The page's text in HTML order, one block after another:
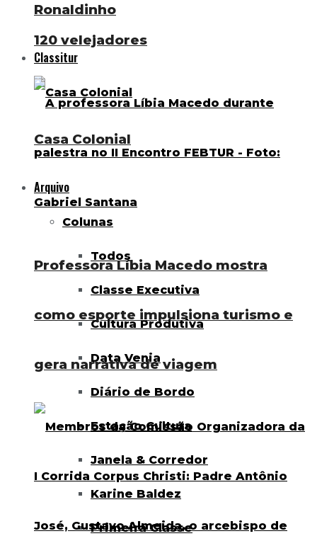
Ronaldinho
Classitur
Casa Colonial
Arquivo
Colunas
Todos
Classe Executiva
Cultura Produtiva
Data Venia
Diário de Bordo
Estação Cultura
Janela & Corredor
Karine Baldez
Primeira Classe
120 velejadores
Professora Líbia Macedo mostra
como esporte impulsiona turismo e
gera narrativa de viagem